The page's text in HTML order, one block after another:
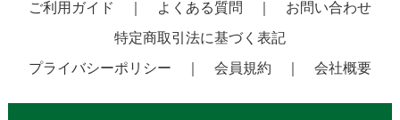
ご利用ガイド よくある質問
お問い合わせ
特定商取引法に基づく表記
プライバシーポリシー
会員規約 会社概要